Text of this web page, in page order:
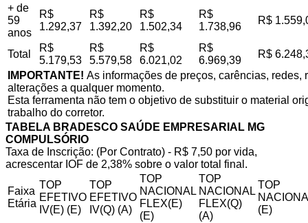
+ de
59
anos
R$
1.292,37
R$
1.392,20
R$
1.502,34
R$
1.738,96
R$
Total
R$
5.179,53
R$
5.579,58
R$
6.021,02
R$
6.969,39
R$
IMPORTANTE! As informações de preços, carências,
alterações a qualquer momento.
Esta ferramenta não tem o objetivo de substituir o material
trabalho do corretor.
TABELA BRADESCO SAÚDE EMPRESARIAL MG
COMPULSÓRIO
Taxa de Inscrição: (Por Contrato) - R$ 7,50 por vida,
acrescentar IOF de 2,38% sobre o valor total final.
Faixa
Etária
TOP
EFETIVO
IV(E) (E)
TOP
EFETIVO
IV(Q) (A)
TOP
NACIONAL
FLEX(E)
(E)
TOP
NACIONAL
FLEX(Q)
(A)
TOP
(E)